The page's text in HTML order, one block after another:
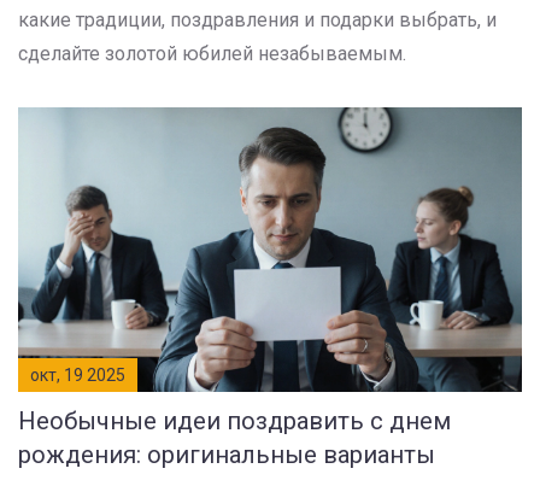
какие традиции, поздравления и подарки выбрать, и
сделайте золотой юбилей незабываемым.
окт, 19 2025
Необычные идеи поздравить с днем
рождения: оригинальные варианты